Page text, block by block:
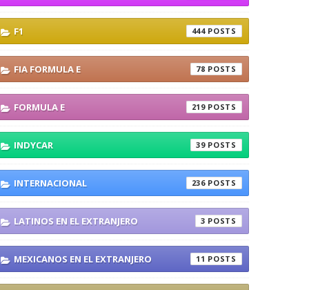
F1 444
FIA FORMULA E 78
FORMULA E 219
INDYCAR 39
INTERNACIONAL 236
LATINOS EN EL EXTRANJERO 3
MEXICANOS EN EL EXTRANJERO 11